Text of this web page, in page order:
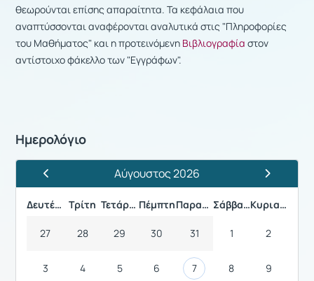
θεωρούνται επίσης απαραίτητα. Τα κεφάλαια που
αναπτύσσονται αναφέρονται αναλυτικά στις "Πληροφορίες
του Μαθήματος" και η προτεινόμενη Βιβλιογραφία στον
αντίστοιχο φάκελλο των "Εγγράφων".
Ημερολόγιο
Προηγούμενος ΜήναςΑύγουστος 2026
Επόμενος
Δευτέρα Τρίτη Τετάρτη Πέμπτη Παρασκευή Σάββατο Κυριακή
27 28 29 30 31 1 2
3 4 5 6 7 8 9